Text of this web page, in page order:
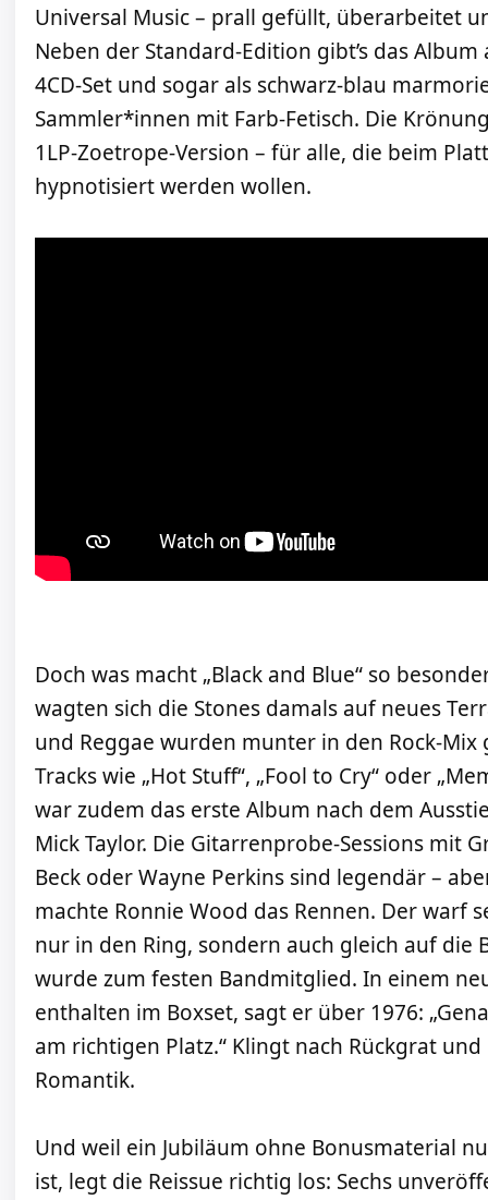
Universal Music – prall gefüllt, überarbeitet
Neben der Standard-Edition gibt’s das Album
4CD-Set und sogar als schwarz-blau
Sammler*innen mit Farb-Fetisch. Die
1LP-Zoetrope-Version – für alle, die beim
hypnotisiert werden wollen.
Doch was macht „Black and Blue“ so
wagten sich die Stones damals auf neues
und Reggae wurden munter in den Rock-
Tracks wie „Hot Stuff“, „Fool to Cry“ oder
war zudem das erste Album nach dem
Mick Taylor. Die Gitarrenprobe-Sessions mit
Beck oder Wayne Perkins sind legendär –
machte Ronnie Wood das Rennen. Der warf
nur in den Ring, sondern auch gleich auf die
wurde zum festen Bandmitglied. In einem
enthalten im Boxset, sagt er über 1976:
am richtigen Platz.“ Klingt nach Rückgrat und
Romantik.
Und weil ein Jubiläum ohne Bonusmaterial
ist, legt die Reissue richtig los: Sechs